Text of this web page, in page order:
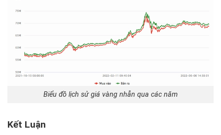
Biểu đồ lịch sử giá vàng nhẫn qua các năm
Kết Luận